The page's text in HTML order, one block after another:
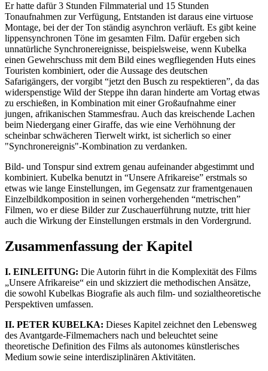
Er hatte dafür 3 Stunden Filmmaterial und 15 Stunden
Tonaufnahmen zur Verfügung, Entstanden ist daraus eine virtuose
Montage, bei der der Ton ständig asynchron verläuft. Es gibt keine
lippensynchronen Töne im gesamten Film. Dafür ergeben sich
unnatürliche Synchronereignisse, beispielsweise, wenn Kubelka
einen Gewehrschuss mit dem Bild eines wegfliegenden Huts eines
Touristen kombiniert, oder die Aussage des deutschen
Safarigängers, der vorgibt “jetzt den Busch zu respektieren”, da das
widerspenstige Wild der Steppe ihn daran hinderte am Vortag etwas
zu erschießen, in Kombination mit einer Großaufnahme einer
jungen, afrikanischen Stammesfrau. Auch das kreischende Lachen
beim Niedergang einer Giraffe, das wie eine Verhöhnung der
scheinbar schwächeren Tierwelt wirkt, ist sicherlich so einer
"Synchronereignis"-Kombination zu verdanken.
Bild- und Tonspur sind extrem genau aufeinander abgestimmt und
kombiniert. Kubelka benutzt in “Unsere Afrikareise” erstmals so
etwas wie lange Einstellungen, im Gegensatz zur framentgenauen
Einzelbildkomposition in seinen vorhergehenden “metrischen”
Filmen, wo er diese Bilder zur Zuschauerführung nutzte, tritt hier
auch die Wirkung der Einstellungen erstmals in den Vordergrund.
Zusammenfassung der Kapitel
I. EINLEITUNG: Die Autorin führt in die Komplexität des Films
„Unsere Afrikareise“ ein und skizziert die methodischen Ansätze,
die sowohl Kubelkas Biografie als auch film- und sozialtheoretische
Perspektiven umfassen.
II. PETER KUBELKA: Dieses Kapitel zeichnet den Lebensweg
des Avantgarde-Filmemachers nach und beleuchtet seine
theoretische Definition des Films als autonomes künstlerisches
Medium sowie seine interdisziplinären Aktivitäten.